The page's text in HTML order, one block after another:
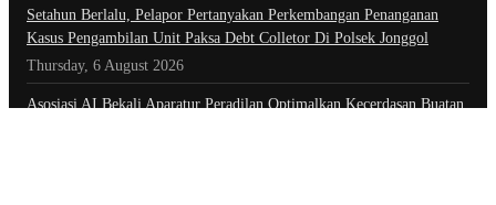
Setahun Berlalu, Pelapor Pertanyakan Perkembangan Penanganan
Kasus Pengambilan Unit Paksa Debt Colletor Di Polsek Jonggol
Thursday, 6 August 2026
Asosiasi AI Bekali Aparatur Peradilan Optimalkan Kecerdasan Buatan